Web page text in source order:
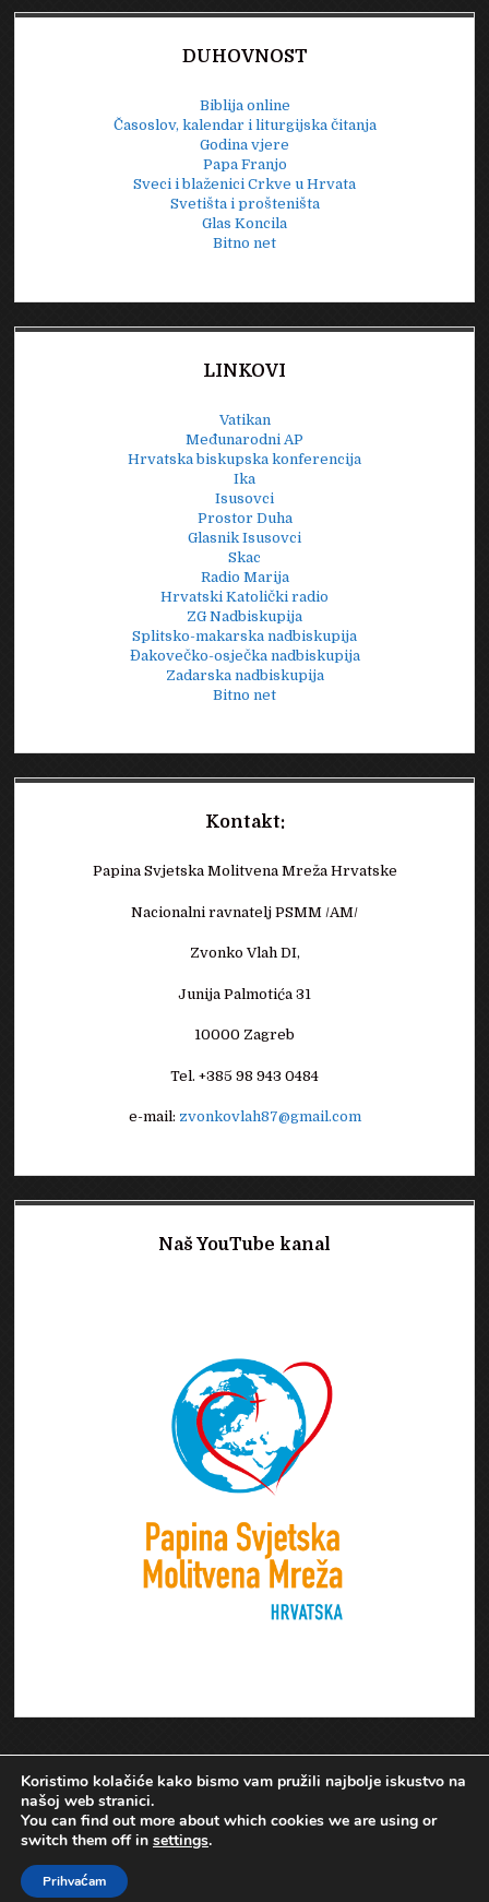
DUHOVNOST
Biblija online
Časoslov, kalendar i liturgijska čitanja
Godina vjere
Papa Franjo
Sveci i blaženici Crkve u Hrvata
Svetišta i prošteništa
Glas Koncila
Bitno net
LINKOVI
Vatikan
Međunarodni AP
Hrvatska biskupska konferencija
Ika
Isusovci
Prostor Duha
Glasnik Isusovci
Skac
Radio Marija
Hrvatski Katolički radio
ZG Nadbiskupija
Splitsko-makarska nadbiskupija
Đakovečko-osječka nadbiskupija
Zadarska nadbiskupija
Bitno net
Kontakt:
Papina Svjetska Molitvena Mreža Hrvatske
Nacionalni ravnatelj PSMM /AM/
Zvonko Vlah DI,
Junija Palmotića 31
10000 Zagreb
Tel. +385 98 943 0484
e-mail: zvonkovlah87@gmail.com
Naš YouTube kanal
Papina Svjetska Molitvena Mreža Hrvatske
Koristimo kolačiće kako bismo vam pružili najbolje iskustvo na
našoj web stranici.
You can find out more about which cookies we are using or
switch them off in settings.
Prihvaćam